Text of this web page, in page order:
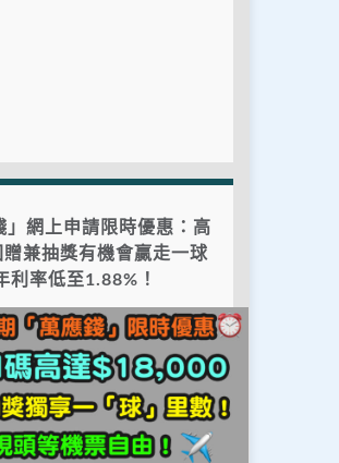
」網上申請限時優惠：高
兼抽獎有機會贏走一球
利率低至1.88%！